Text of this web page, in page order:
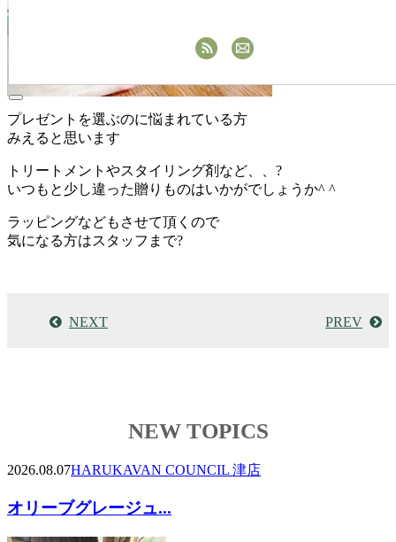
プレゼントを選ぶのに悩まれている方
みえると思います
トリートメントやスタイリング剤など、、?
いつもと少し違った贈りものはいかがでしょうか^ ^
ラッピングなどもさせて頂くので
気になる方はスタッフまで?
NEXT PREV
NEW TOPICS
2026.08.07HARUKAVAN COUNCIL 津店
オリーブグレージュ...